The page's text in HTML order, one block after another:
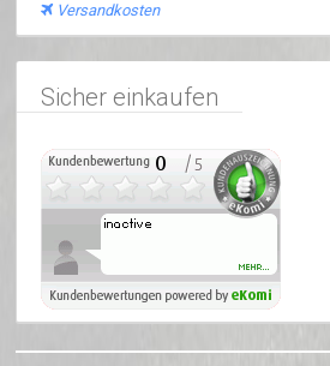
Versandkosten
Sicher einkaufen